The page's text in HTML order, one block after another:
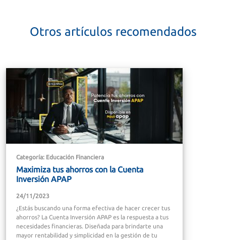
Otros artículos recomendados
Categoría: Educación Financiera
Maximiza tus ahorros con la Cuenta
Inversión APAP
24/11/2023
¿Estás buscando una forma efectiva de hacer crecer tus
ahorros? La Cuenta Inversión APAP es la respuesta a tus
necesidades financieras. Diseñada para brindarte una
mayor rentabilidad y simplicidad en la gestión de tu